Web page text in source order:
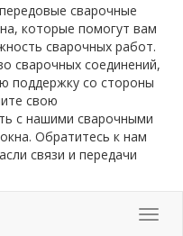
сварочные
которые помогут вам
сварочных работ.
сварочных соединений,
поддержку со стороны
свою
с нашими сварочными
Обратитесь к нам
связи и передачи
Меню